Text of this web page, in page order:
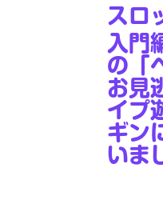
スロ
入門
の「
お見
イプ
ギン
いま